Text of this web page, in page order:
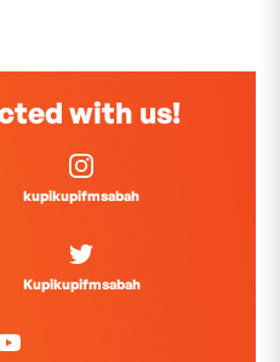
with us!
kupikupifmsabah
Kupikupifmsabah